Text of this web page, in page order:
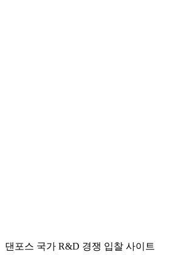
댄포스 국가 R&D 경쟁 입찰 사이트